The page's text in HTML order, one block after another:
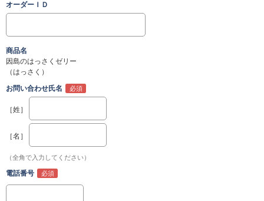
オーダーＩＤ
商品名
因島のはっさくゼリー
（はっさく）
お問い合わせ氏名
［姓］
［名］
（全角で入力してください）
電話番号